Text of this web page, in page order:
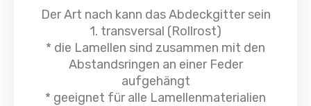
Der Art nach kann das Abdeckgitter sein
1. transversal (Rollrost)
* die Lamellen sind zusammen mit den
Abstandsringen an einer Feder
aufgehängt
* geeignet für alle Lamellenmaterialien